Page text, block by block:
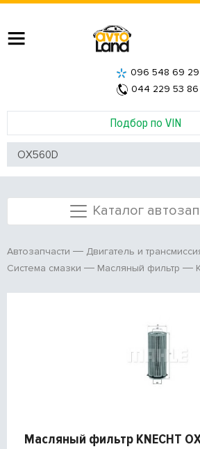
Подбор по VIN
096 548 69 29
044 229 53 86
Каталог
Автозапчасти Двигатель и
Система смазки
Масляный фильтр
Масляный фильтр KNECHT